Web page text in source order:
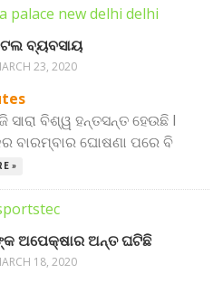
ବ୍ୟବସାୟ
23, 2020
ସାରା ବିଶ୍ୱ ହନ୍ତସନ୍ତ ହେଉଛି l
ବାରମ୍ବାର ଘୋଷଣା ପରେ ବି
»
ଅପେକ୍ଷାର ଅନ୍ତ ଘଟିଛି
18, 2020